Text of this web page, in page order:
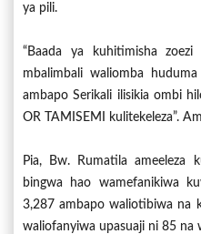
ya pili.
“Baada ya kuhitimisha
mbalimbali waliomba
ambapo Serikali ilisikia ombi
OR TAMISEMI kulitekeleza”.
Pia, Bw. Rumatila ameeleza
bingwa hao wamefanikiwa
3,287 ambapo waliotibiwa na
waliofanyiwa upasuaji ni 85 na